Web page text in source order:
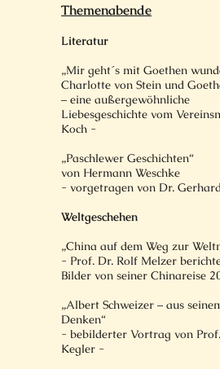
Themenabende
Literatur
„Mir geht´s mit Goethen
Charlotte von Stein und
– eine außergewöhnliche
Liebesgeschichte vom
Koch -
„Paschlewer Geschichten“
von Hermann Weschke
- vorgetragen von Dr.
Weltgeschehen
„China auf dem Weg zur
- Prof. Dr. Rolf Melzer
Bilder von seiner Chinareise
„Albert Schweizer – aus
Denken“
- bebilderter Vortrag von
Kegler -